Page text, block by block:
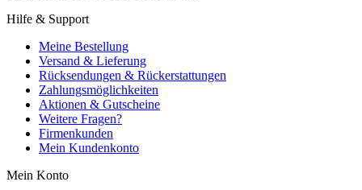
Hilfe & Support
Meine Bestellung
Versand & Lieferung
Rücksendungen & Rückerstattungen
Zahlungsmöglichkeiten
Aktionen & Gutscheine
Weitere Fragen?
Firmenkunden
Mein Kundenkonto
Mein Konto